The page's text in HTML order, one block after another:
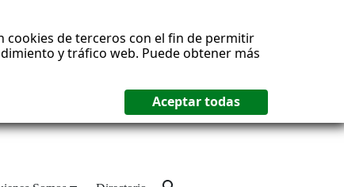
cookies de terceros con el fin de permitir
y tráfico web. Puede obtener más